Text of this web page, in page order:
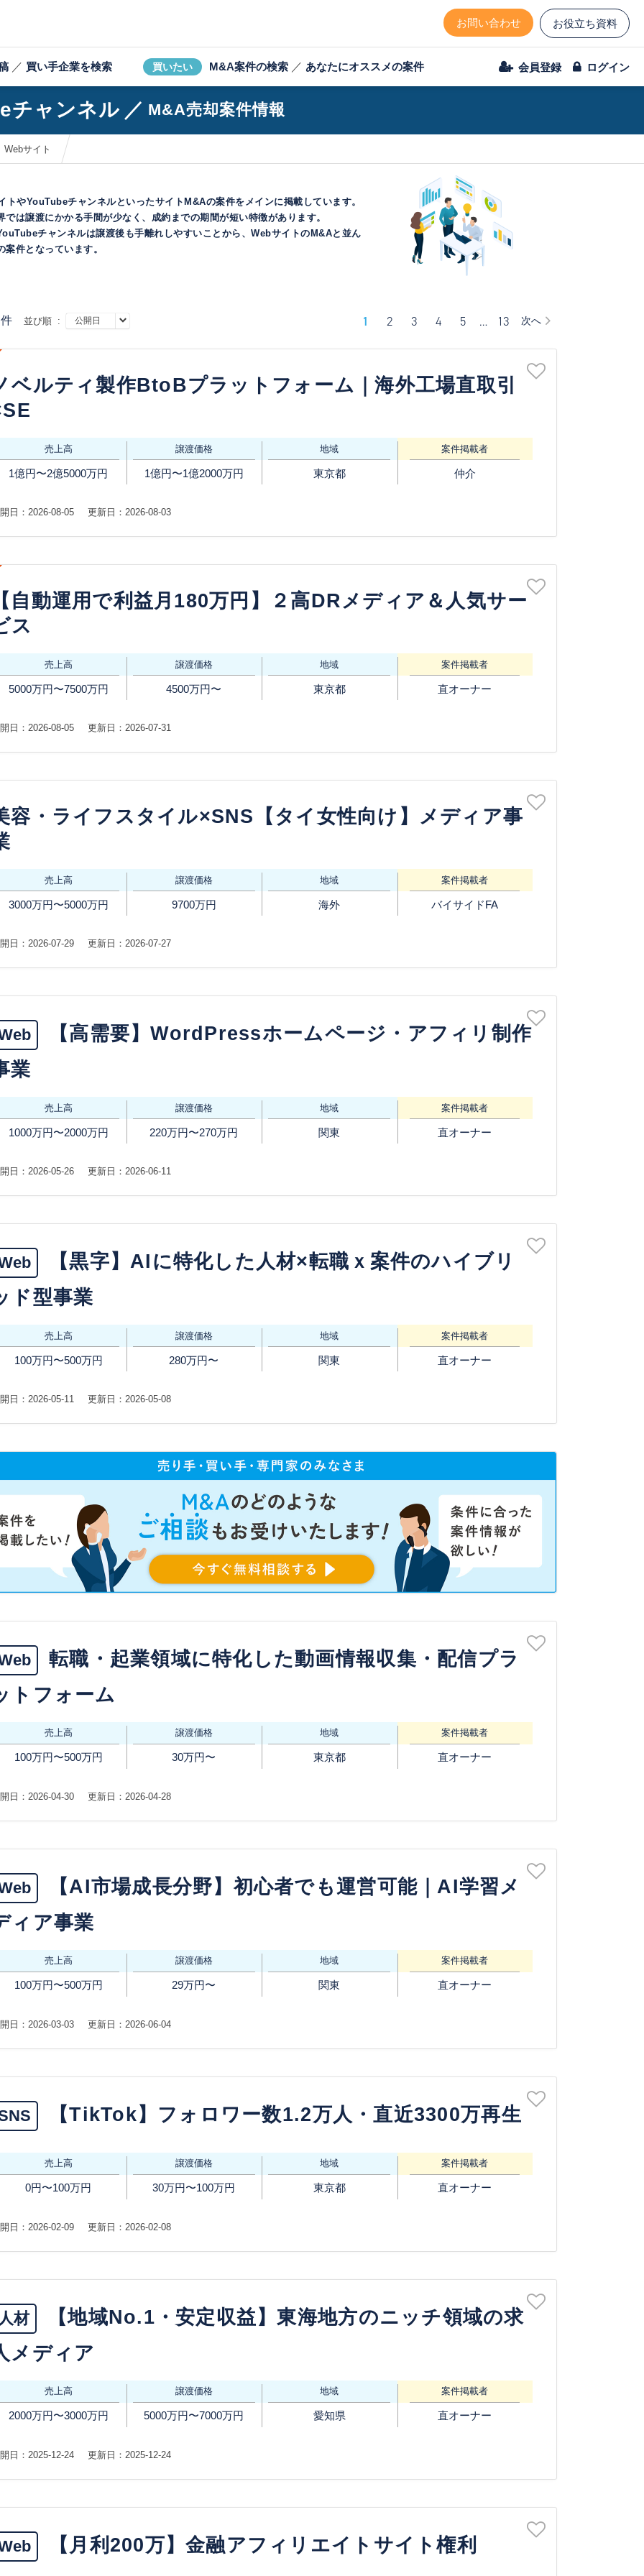
お問い合わせ お役立ち資料
／ 買い手企業を検索 買いたい M&A案件の検索 ／ あなたにオススメの案件 会員登録 ログイン
チャンネル ／ M&A売却案件情報
Webサイト
トやYouTubeチャンネルといったサイトM&Aの案件をメインに掲載しています。
では譲渡にかかる手間が少なく、成約までの期間が短い特徴があります。
チャンネルは譲渡後も手離れしやすいことから、WebサイトのM&Aと並ん
案件となっています。
件 並び順 : 1 2 3 4 5 … 13 次へ
ベルティ製作BtoBプラットフォーム｜海外工場直取引
売上高
1億円〜2億5000万円
譲渡価格
1億円〜1億2000万円
地域
東京都
案件掲載者
仲介
日：2026-08-05 更新日：2026-08-03
自動運用で利益月180万円】２高DRメディア＆人気サー
ス
売上高
5000万円〜7500万円
譲渡価格
4500万円〜
地域
東京都
案件掲載者
直オーナー
日：2026-08-05 更新日：2026-07-31
容・ライフスタイル×SNS【タイ女性向け】メディア事
売上高
3000万円〜5000万円
譲渡価格
9700万円
地域
海外
案件掲載者
バイサイドFA
日：2026-07-29 更新日：2026-07-27
【高需要】WordPressホームページ・アフィリ制作
業
売上高
1000万円〜2000万円
譲渡価格
220万円〜270万円
地域
関東
案件掲載者
直オーナー
日：2026-05-26 更新日：2026-06-11
【黒字】AIに特化した人材×転職ｘ案件のハイブリ
ド型事業
売上高
100万円〜500万円
譲渡価格
280万円〜
地域
関東
案件掲載者
直オーナー
日：2026-05-11 更新日：2026-05-08
転職・起業領域に特化した動画情報収集・配信プラ
トフォーム
売上高
100万円〜500万円
譲渡価格
30万円〜
地域
東京都
案件掲載者
直オーナー
日：2026-04-30 更新日：2026-04-28
【AI市場成長分野】初心者でも運営可能｜AI学習メ
ィア事業
売上高
100万円〜500万円
譲渡価格
29万円〜
地域
関東
案件掲載者
直オーナー
日：2026-03-03 更新日：2026-06-04
【TikTok】フォロワー数1.2万人・直近3300万再生
売上高
0円〜100万円
譲渡価格
30万円〜100万円
地域
東京都
案件掲載者
直オーナー
日：2026-02-09 更新日：2026-02-08
材
【地域No.1・安定収益】東海地方のニッチ領域の求
メディア
売上高
2000万円〜3000万円
譲渡価格
5000万円〜7000万円
地域
愛知県
案件掲載者
直オーナー
日：2025-12-24 更新日：2025-12-24
【月利200万】金融アフィリエイトサイト権利